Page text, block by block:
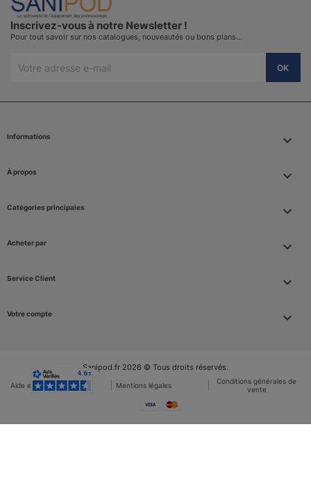
Inscrivez-vous à notre Newsletter !
Pour tout savoir sur nos catalogues, nouveautés ou bons plans…
Informations keyboard_arrow_down
À propos 
Catégories principales 
Acheter par 
Service Client 
Votre compte 
Sanipod.fr 2026 © Tous droits réservés.
Aide et FAQ Mentions légales
Conditions générales de
vente